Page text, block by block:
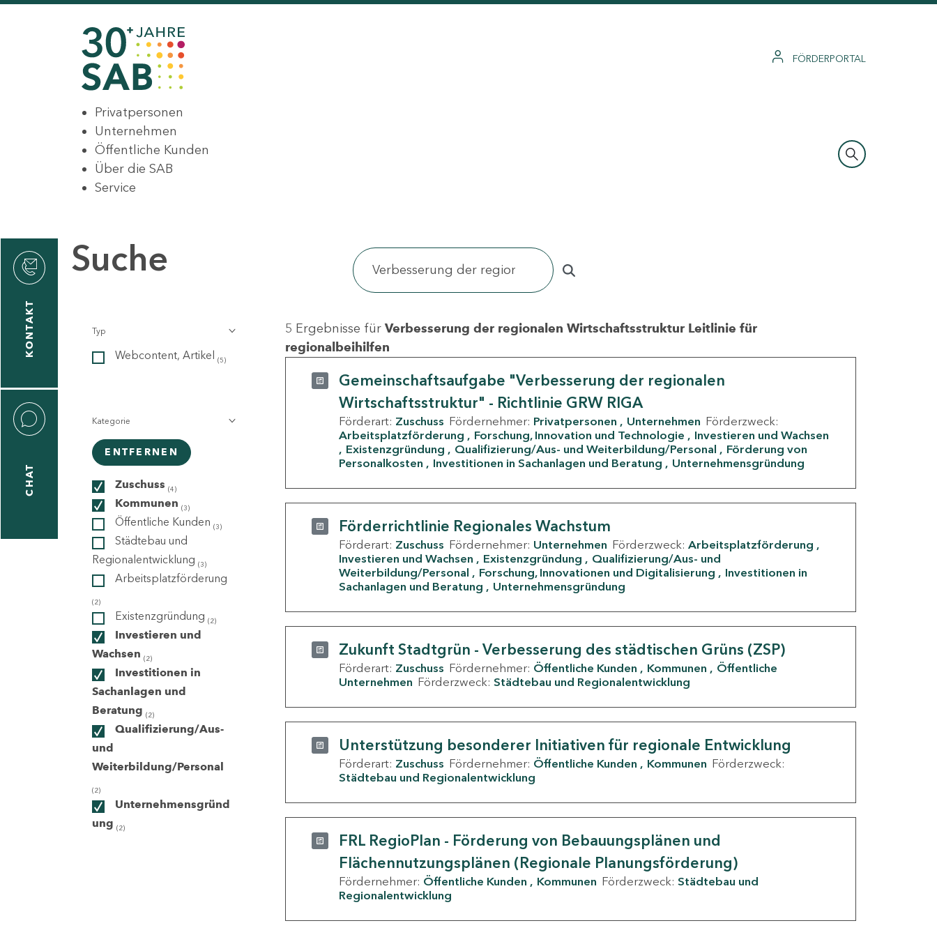
FÖRDERPORTAL
Privatpersonen
Unternehmen
Öffentliche Kunden
Über die SAB
Service
KONTAKT
CHAT
Suche
Typ
Webcontent, Artikel (5)
Kategorie
ENTFERNEN
Zuschuss (4)
Kommunen (3)
Öffentliche Kunden (3)
Städtebau und
Regionalentwicklung (3)
Arbeitsplatzförderung
(2)
Existenzgründung (2)
Investieren und
Wachsen (2)
Investitionen in
Sachanlagen und
Beratung (2)
Qualifizierung/Aus-
und
Weiterbildung/Personal
(2)
Unternehmensgründ
ung (2)
5 Ergebnisse für Verbesserung der regionalen Wirtschaftsstruktur Leitlinie für
regionalbeihilfen
Gemeinschaftsaufgabe "Verbesserung der regionalen
Wirtschaftsstruktur" - Richtlinie GRW RIGA
Förderart: Zuschuss Fördernehmer: Privatpersonen Unternehmen Förderzweck:
Arbeitsplatzförderung
Forschung, Innovation und Technologie
Investieren und Wachsen
Existenzgründung
Qualifizierung/Aus- und Weiterbildung/Personal
Förderung von
Personalkosten
Investitionen in Sachanlagen und Beratung Unternehmensgründung
Förderrichtlinie Regionales Wachstum
Förderart: Zuschuss Fördernehmer: Unternehmen Förderzweck: Arbeitsplatzförderung
Investieren und Wachsen
Existenzgründung
Qualifizierung/Aus- und
Weiterbildung/Personal
Forschung, Innovationen und Digitalisierung
Investitionen in
Sachanlagen und Beratung
Unternehmensgründung
Zukunft Stadtgrün - Verbesserung des städtischen Grüns (ZSP)
Förderart: Zuschuss Fördernehmer: Öffentliche Kunden Kommunen
Öffentliche
Unternehmen Förderzweck: Städtebau und Regionalentwicklung
Unterstützung besonderer Initiativen für regionale Entwicklung
Förderart: Zuschuss Fördernehmer: Öffentliche Kunden Kommunen Förderzweck:
Städtebau und Regionalentwicklung
FRL RegioPlan - Förderung von Bebauungsplänen und
Flächennutzungsplänen (Regionale Planungsförderung)
Fördernehmer: Öffentliche Kunden Kommunen Förderzweck: Städtebau und
Regionalentwicklung